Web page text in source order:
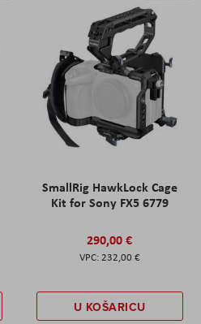
SmallRig HawkLock Cage
Kit for Sony FX5 6779
290,00 €
232,00 €
U KOŠARICU